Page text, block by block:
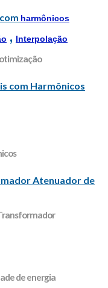
harmônicos
, Interpolação
otimização
com Harmônicos
Atenuador de
de energia